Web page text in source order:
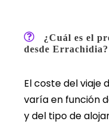
¿Cuál es el
desde Errachidia?
El coste del viaje
varía en función
y del tipo de